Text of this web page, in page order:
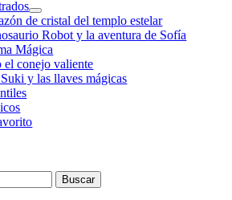
de cristal del templo estelar
Robot y la aventura de Sofía
Mágica
el conejo valiente
y las llaves mágicas
Buscar